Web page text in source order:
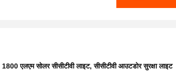
1800 एलएम सोलर सीसीटीवी लाइट,सीसीटीवी आउटडोर सुरक्षा लाइट